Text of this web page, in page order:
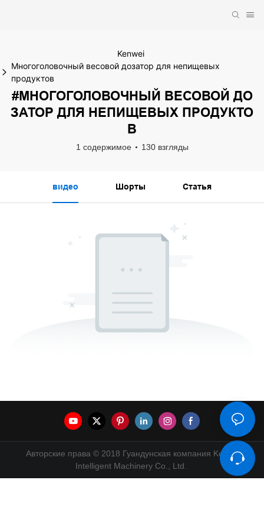
Kenwei
Многоголовочный весовой дозатор для непищевых
продуктов
#МНОГОГОЛОВОЧНЫЙ ВЕСОВОЙ ДО
ЗАТОР ДЛЯ НЕПИЩЕВЫХ ПРОДУКТО
В
1 содержимое 130 взгляды
видео Шорты Статья
Авторские права © 2018 Гуандунская компания Kenwei
Intelligent Machinery Co., Ltd.